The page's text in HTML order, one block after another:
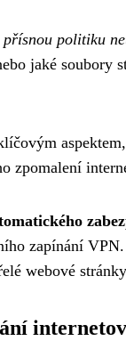
přísnou politiku
jaké soubory
zpomalení
zapínání
webové